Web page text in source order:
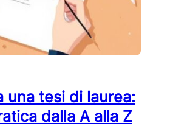
una tesi di laurea:
dalla A alla Z